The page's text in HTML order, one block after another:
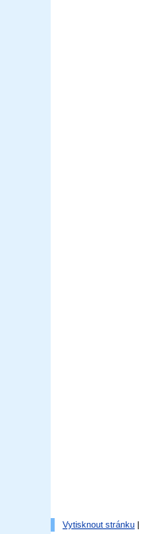
Vytisknout stránku |